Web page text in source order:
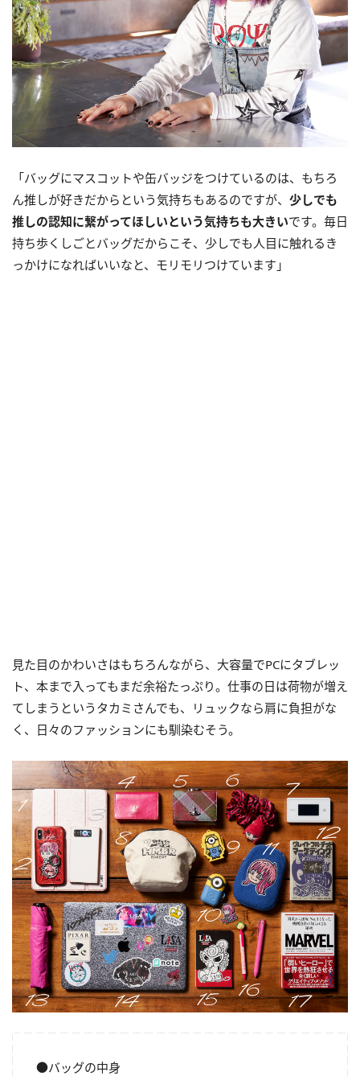
「バッグにマスコットや缶バッジをつけているのは、もちろ
ん推しが好きだからという気持ちもあるのですが、 少しでも
推しの認知に繋がってほしいという気持ちも大きいです。毎日
持ち歩くしごとバッグだからこそ、少しでも人目に触れるき
っかけになればいいなと、モリモリつけています」
見た目のかわいさはもちろんながら、大容量でPCにタブレッ
ト、本まで入ってもまだ余裕たっぷり。仕事の日は荷物が増え
てしまうというタカミさんでも、リュックなら肩に負担がな
く、日々のファッションにも馴染むそう。
●バッグの中身